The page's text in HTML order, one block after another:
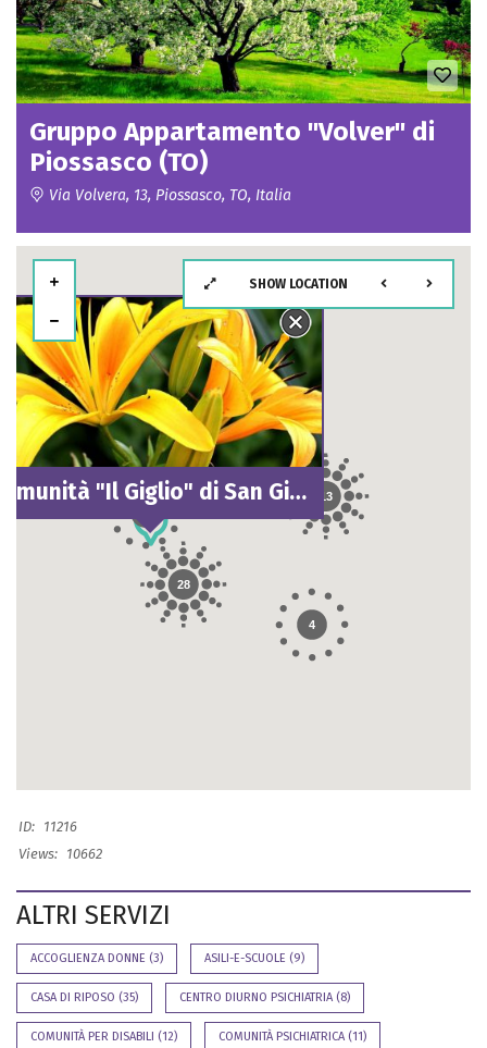
Gruppo Appartamento "Volver" di
Piossasco (TO)
Via Volvera, 13, Piossasco, TO, Italia
13
27
28
4
Comunità "Il Giglio" di San Gillio (TO)
SHOW LOCATION
ID: 11216
Views: 10662
ALTRI SERVIZI
ACCOGLIENZA DONNE (3) ASILI-E-SCUOLE (9)
CASA DI RIPOSO (35) CENTRO DIURNO PSICHIATRIA (8)
COMUNITÀ PER DISABILI (12) COMUNITÀ PSICHIATRICA (11)